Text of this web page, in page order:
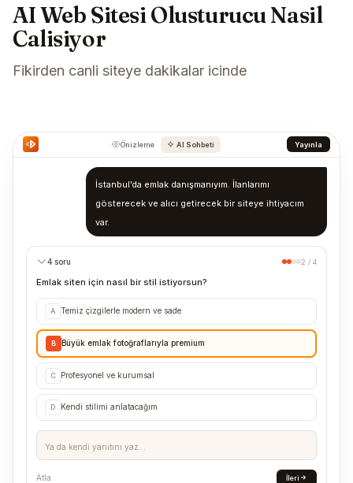
AI Web Sitesi Olusturucu Nasil
Calisiyor
Fikirden canli siteye dakikalar icinde
Önizleme AI Sohbeti Yayınla
İstanbul’da emlak danışmanıyım. İlanlarımı
gösterecek ve alıcı getirecek bir siteye ihtiyacım
var.
4 soru 2 / 4
Emlak siten için nasıl bir stil istiyorsun?
A Temiz çizgilerle modern ve sade
B Büyük emlak fotoğraflarıyla premium
C Profesyonel ve kurumsal
D Kendi stilimi anlatacağım
Ya da kendi yanıtını yaz...
Atla İleri